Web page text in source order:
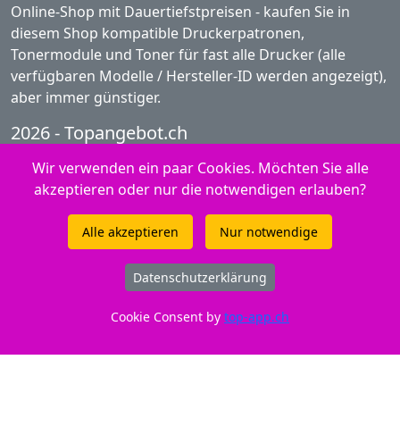
Online-Shop mit Dauertiefstpreisen - kaufen Sie in
diesem Shop kompatible Druckerpatronen,
Tonermodule und Toner für fast alle Drucker (alle
verfügbaren Modelle / Hersteller-ID werden angezeigt),
aber immer günstiger.
2026 - Topangebot.ch
Peach Produkte - Fotopapier
Peach Produkte - Ink Jet
Service / Infos Tintenpatronen Shop
Snap and print - So funktioniert es
Informationen über Tinte
Wir verwenden ein paar Cookies. Möchten Sie alle
akzeptieren oder nur die notwendigen erlauben?
Alle akzeptieren Nur notwendige
Datenschutzerklärung
Cookie Consent by top-app.ch